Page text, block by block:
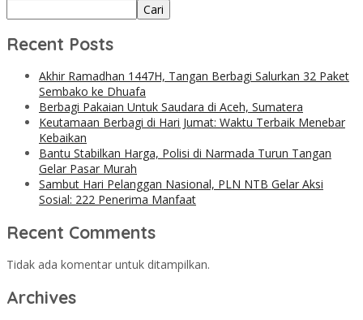
Cari
Recent Posts
Akhir Ramadhan 1447H, Tangan Berbagi Salurkan 32 Paket
Sembako ke Dhuafa
Berbagi Pakaian Untuk Saudara di Aceh, Sumatera
Keutamaan Berbagi di Hari Jumat: Waktu Terbaik Menebar
Kebaikan
Bantu Stabilkan Harga, Polisi di Narmada Turun Tangan
Gelar Pasar Murah
Sambut Hari Pelanggan Nasional, PLN NTB Gelar Aksi
Sosial: 222 Penerima Manfaat
Recent Comments
Tidak ada komentar untuk ditampilkan.
Archives